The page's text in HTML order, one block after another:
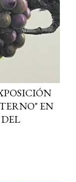
EN